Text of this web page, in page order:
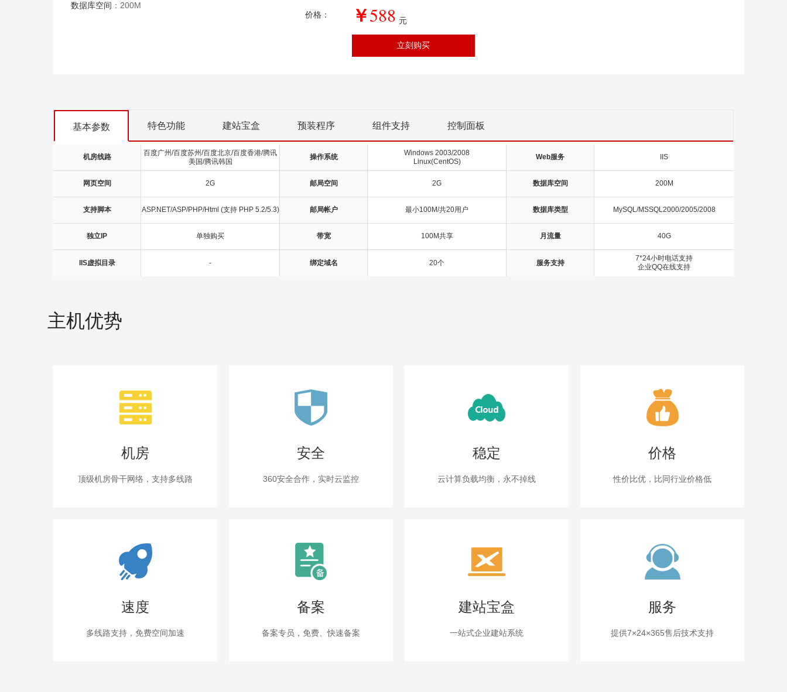
数据库空间 ：200M
价格： ￥588 元
基本参数 特色功能 建站宝盒 预装程序 组件支持 控制面板
机房线路
百度广州/百度苏州/百度北京/百度香港/腾讯
美国/腾讯韩国
操作系统
Windows 2003/2008
Linux(CentOS)
Web服务 IIS
网页空间 2G 邮局空间 2G 数据库空间 200M
支持脚本 ASP.NET/ASP/PHP/Html (支持 PHP 5.2/5.3) 邮局帐户 最小100M/共20用户 数据库类型 MySQL/MSSQL2000/2005/2008
独立IP 单独购买 带宽 100M共享 月流量 40G
IIS虚拟目录 - 绑定域名 20个 服务支持
7*24小时电话支持
企业QQ在线支持
主机优势
机房
顶级机房骨干网络，支持多线路
安全
360安全合作，实时云监控
稳定
云计算负载均衡，永不掉线
价格
性价比优，比同行业价格低
速度
多线路支持，免费空间加速
备案
备案专员，免费、快速备案
建站宝盒
一站式企业建站系统
服务
提供7×24×365售后技术支持